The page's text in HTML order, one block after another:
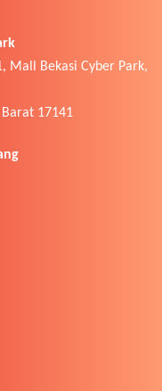
Mall Bekasi Cyber Park,
Barat 17141